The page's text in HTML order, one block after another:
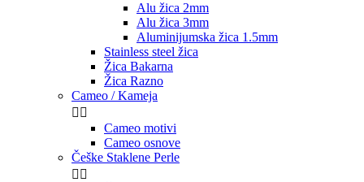
Alu žica 2mm
Alu žica 3mm
Aluminijumska žica 1.5mm
Stainless steel žica
Žica Bakarna
Žica Razno
Cameo / Kameja
 
Cameo motivi
Cameo osnove
Češke Staklene Perle
 